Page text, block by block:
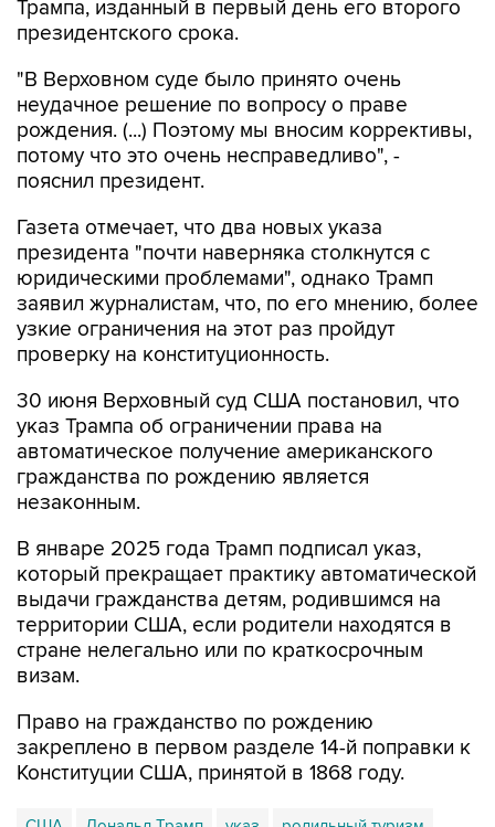
Трампа, изданный в первый день его второго
президентского срока.
"В Верховном суде было принято очень
неудачное решение по вопросу о праве
рождения. (...) Поэтому мы вносим коррективы,
потому что это очень несправедливо", -
пояснил президент.
Газета отмечает, что два новых указа
президента "почти наверняка столкнутся с
юридическими проблемами", однако Трамп
заявил журналистам, что, по его мнению, более
узкие ограничения на этот раз пройдут
проверку на конституционность.
30 июня Верховный суд США постановил, что
указ Трампа об ограничении права на
автоматическое получение американского
гражданства по рождению является
незаконным.
В январе 2025 года Трамп подписал указ,
который прекращает практику автоматической
выдачи гражданства детям, родившимся на
территории США, если родители находятся в
стране нелегально или по краткосрочным
визам.
Право на гражданство по рождению
закреплено в первом разделе 14-й поправки к
Конституции США, принятой в 1868 году.